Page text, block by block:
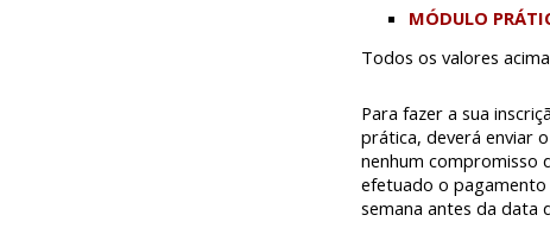
MÓDULO
Todos os valores
Para fazer a sua
prática, deverá enviar
nenhum compromisso
efetuado o
semana antes da data